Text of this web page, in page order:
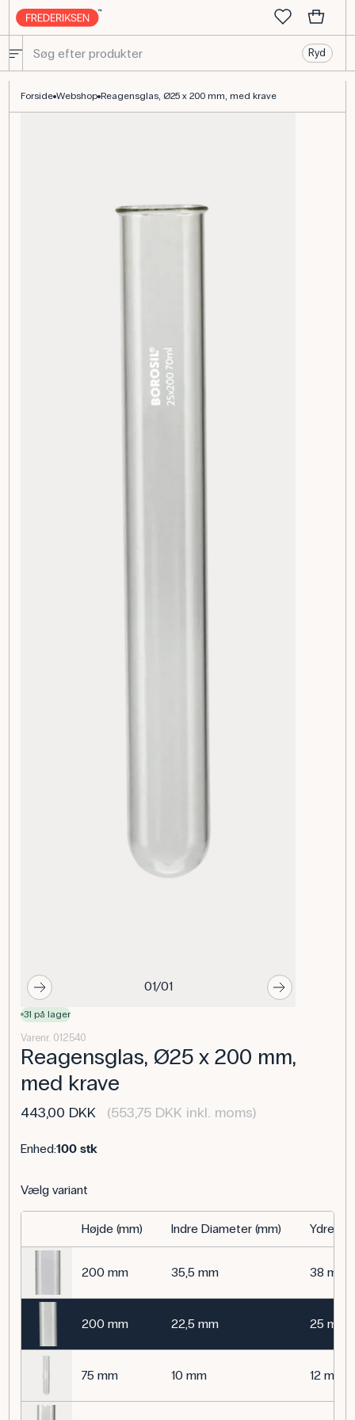
Ryd
Forside Webshop Reagensglas, Ø25 x 200 mm, med krave
01/01
31 på lager
Varenr. 012540
Reagensglas, Ø25 x 200 mm,
med krave
443,00 DKK (553,75 DKK inkl. moms)
Enhed:100 stk
Vælg variant
Højde (mm) Indre Diameter (mm) Ydre
200 mm 35,5 mm 38 mm
200 mm 22,5 mm 25 mm
75 mm 10 mm 12 mm